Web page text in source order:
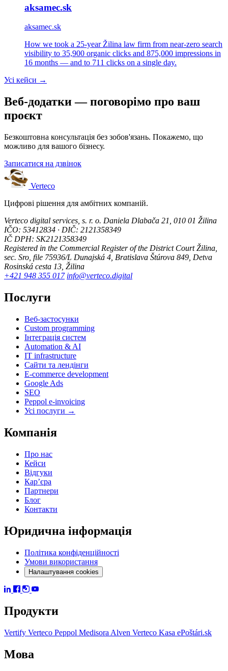
aksamec.sk
aksamec.sk
How we took a 25-year Žilina law firm from near-zero search
visibility to 35,900 organic clicks and 875,000 impressions in
16 months — and to 711 clicks on a single day.
Усі кейси →
Веб-додатки — поговорімо про ваш
проєкт
Безкоштовна консультація без зобов'язань. Покажемо, що
можливо для вашого бізнесу.
Записатися на дзвінок
Verteco
Цифрові рішення для амбітних компаній.
Verteco digital services, s. r. o. Daniela Dlabača 21, 010 01 Žilina
IČO: 53412834 · DIČ: 2121358349
IČ DPH: SK2121358349
Registered in the Commercial Register of the District Court Žilina,
sec. Sro, file 75936/L Dunajská 4, Bratislava Štúrova 849, Detva
Rosinská cesta 13, Žilina
+421 948 355 017 info@verteco.digital
Послуги
Веб-застосунки
Custom programming
Інтеграція систем
Automation & AI
IT infrastructure
Сайти та лендінги
E-commerce development
Google Ads
SEO
Peppol e-invoicing
Усі послуги →
Компанія
Про нас
Кейси
Відгуки
Карʼєра
Партнери
Блог
Контакти
Юридична інформація
Політика конфіденційності
Умови використання
Налаштування cookies
Продукти
Vertify Verteco Peppol Medisora Alven Verteco Kasa ePoštári.sk
Мова